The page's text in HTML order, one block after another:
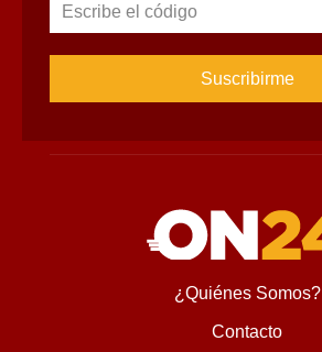
Escribe el código
¿Quiénes Somos?
Contacto